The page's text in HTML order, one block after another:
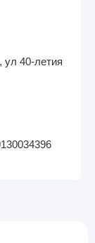
ул 40-летия